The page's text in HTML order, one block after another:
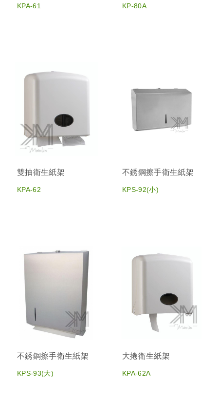
KPA-61 KP-80A
雙抽衛生紙架
KPA-62
不銹鋼擦手衛生紙架
KPS-92(小)
不銹鋼擦手衛生紙架
KPS-93(大)
大捲衛生紙架
KPA-62A